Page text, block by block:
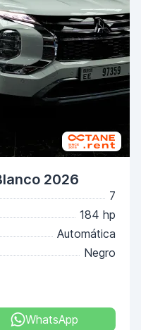
2026
7
184 hp
Automática
Negro
WhatsApp